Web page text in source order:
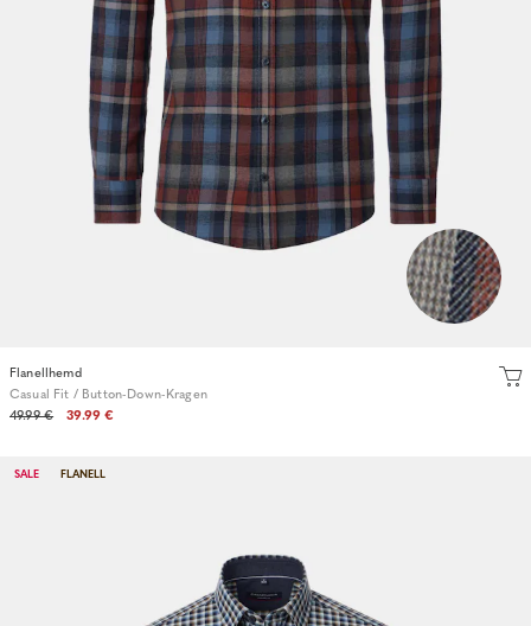
Flanellhemd
Casual Fit / Button-Down-Kragen
49.99 €
39.99 €
SALE FLANELL